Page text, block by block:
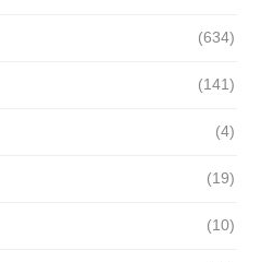
(634)
(141)
(4)
(19)
(10)